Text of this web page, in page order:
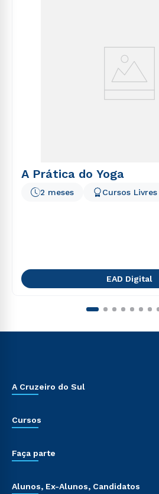
A Prática do Yoga
2 meses Cursos Livres
EAD Digital
A Cruzeiro do Sul
Cursos
Faça parte
Alunos, Ex-Alunos, Candidatos